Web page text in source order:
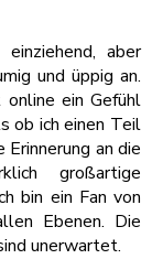
aber
und üppig an.
ein Gefühl
ob ich einen Teil
an die
großartige
bin ein Fan von
Ebenen. Die
unerwartet.